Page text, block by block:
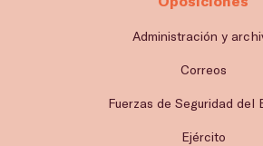
Administración y
Correos
Fuerzas de Seguridad del
Ejército